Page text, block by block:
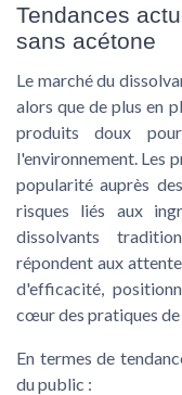
Tendances
sans acétone
Le marché du
alors que de plus en
produits doux
l'environnement. Les
popularité auprès
risques liés aux
dissolvants
répondent aux
d'efficacité,
cœur des pratiques de
En termes de
du public :